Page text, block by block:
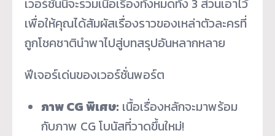
เพื่อให้คุณได้สัมผัสเรื่องราวของเหล่าตัวละครที่
ถูกโชคชาตินำพาไปสู่บทสรุปอันหลากหลาย
ฟีเจอร์เด่นของเวอร์ชั่นพอร์ต
ภาพ CG พิเศษ: เนื้อเรื่องหลักจะมาพร้อม
กับภาพ CG โบนัสที่วาดขึ้นใหม่!